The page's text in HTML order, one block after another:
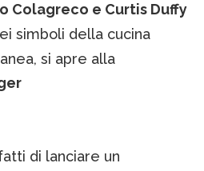
Colagreco e Curtis Duffy
simboli della cucina
si apre alla
di lanciare un